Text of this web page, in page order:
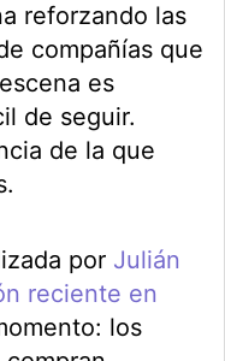
reforzando las
compañías que
es
de seguir.
de la que
por Julián
reciente en
los